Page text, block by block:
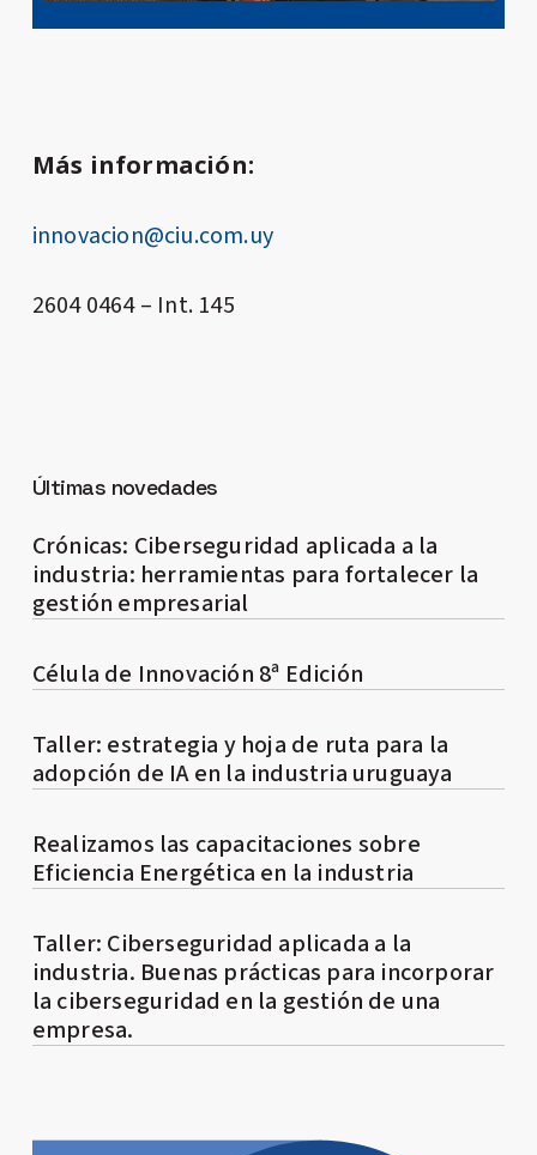
Más información:
innovacion@ciu.com.uy
2604 0464 – Int. 145
Últimas novedades
Crónicas: Ciberseguridad aplicada a la
industria: herramientas para fortalecer la
gestión empresarial
Célula de Innovación 8ª Edición
Taller: estrategia y hoja de ruta para la
adopción de IA en la industria uruguaya
Realizamos las capacitaciones sobre
Eficiencia Energética en la industria
Taller: Ciberseguridad aplicada a la
industria. Buenas prácticas para incorporar
la ciberseguridad en la gestión de una
empresa.